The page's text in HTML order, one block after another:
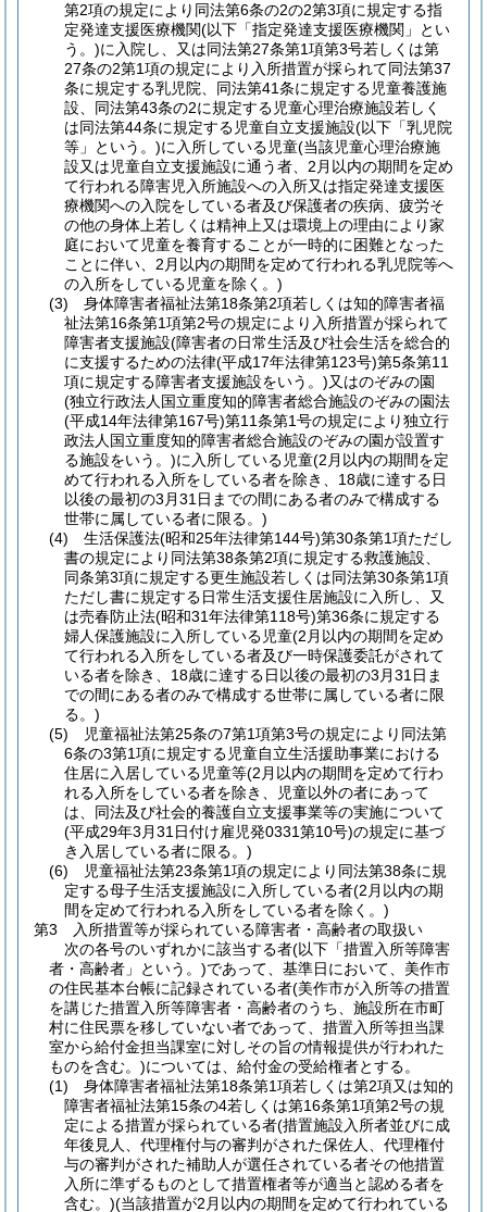
第2項の規定により同法第6条の2の2第3項に規定する指
定発達支援医療機関(以下「指定発達支援医療機関」とい
う。)に入院し、又は同法第27条第1項第3号若しくは第
27条の2第1項の規定により入所措置が採られて同法第37
条に規定する乳児院、同法第41条に規定する児童養護施
設、同法第43条の2に規定する児童心理治療施設若しく
は同法第44条に規定する児童自立支援施設(以下「乳児院
等」という。)に入所している児童(当該児童心理治療施
設又は児童自立支援施設に通う者、2月以内の期間を定め
て行われる障害児入所施設への入所又は指定発達支援医
療機関への入院をしている者及び保護者の疾病、疲労そ
の他の身体上若しくは精神上又は環境上の理由により家
庭において児童を養育することが一時的に困難となった
ことに伴い、2月以内の期間を定めて行われる乳児院等へ
の入所をしている児童を除く。)
(3) 身体障害者福祉法第18条第2項若しくは知的障害者福
祉法第16条第1項第2号の規定により入所措置が採られて
障害者支援施設(障害者の日常生活及び社会生活を総合的
に支援するための法律(平成17年法律第123号)第5条第11
項に規定する障害者支援施設をいう。)又はのぞみの園
(独立行政法人国立重度知的障害者総合施設のぞみの園法
(平成14年法律第167号)第11条第1号の規定により独立行
政法人国立重度知的障害者総合施設のぞみの園が設置す
る施設をいう。)に入所している児童(2月以内の期間を定
めて行われる入所をしている者を除き、18歳に達する日
以後の最初の3月31日までの間にある者のみで構成する
世帯に属している者に限る。)
(4) 生活保護法(昭和25年法律第144号)第30条第1項ただし
書の規定により同法第38条第2項に規定する救護施設、
同条第3項に規定する更生施設若しくは同法第30条第1項
ただし書に規定する日常生活支援住居施設に入所し、又
は売春防止法(昭和31年法律第118号)第36条に規定する
婦人保護施設に入所している児童(2月以内の期間を定め
て行われる入所をしている者及び一時保護委託がされて
いる者を除き、18歳に達する日以後の最初の3月31日ま
での間にある者のみで構成する世帯に属している者に限
る。)
(5) 児童福祉法第25条の7第1項第3号の規定により同法第
6条の3第1項に規定する児童自立生活援助事業における
住居に入居している児童等(2月以内の期間を定めて行わ
れる入所をしている者を除き、児童以外の者にあって
は、同法及び社会的養護自立支援事業等の実施について
(平成29年3月31日付け雇児発0331第10号)の規定に基づ
き入居している者に限る。)
(6) 児童福祉法第23条第1項の規定により同法第38条に規
定する母子生活支援施設に入所している者(2月以内の期
間を定めて行われる入所をしている者を除く。)
第3 入所措置等が採られている障害者・高齢者の取扱い
次の各号のいずれかに該当する者(以下「措置入所等障害
者・高齢者」という。)であって、基準日において、美作市
の住民基本台帳に記録されている者(美作市が入所等の措置
を講じた措置入所等障害者・高齢者のうち、施設所在市町
村に住民票を移していない者であって、措置入所等担当課
室から給付金担当課室に対しその旨の情報提供が行われた
ものを含む。)については、給付金の受給権者とする。
(1) 身体障害者福祉法第18条第1項若しくは第2項又は知的
障害者福祉法第15条の4若しくは第16条第1項第2号の規
定による措置が採られている者(措置施設入所者並びに成
年後見人、代理権付与の審判がされた保佐人、代理権付
与の審判がされた補助人が選任されている者その他措置
入所に準ずるものとして措置権者等が適当と認める者を
含む。)(当該措置が2月以内の期間を定めて行われている